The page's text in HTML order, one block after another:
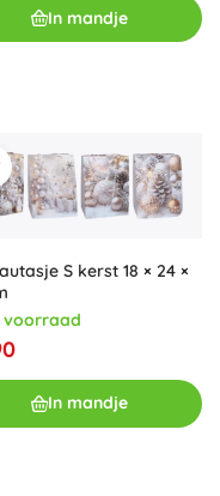
In mandje
S kerst 18 × 24 ×
voorraad
In mandje